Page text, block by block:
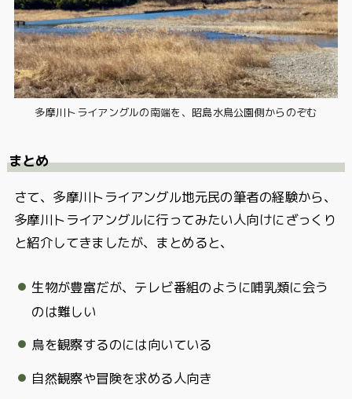
多摩川トライアングルの南端を、昭島水鳥公園側からのぞむ
まとめ
さて、多摩川トライアングル地元民の筆者の経験から、
多摩川トライアングルに行ってみたい人向けにざっくり
と紹介してきましたが、まとめると、
生物が豊富だが、テレビ番組のように哺乳類に会う
のは難しい
鳥を観察するのには向いている
自然観察や冒険を求める人向き